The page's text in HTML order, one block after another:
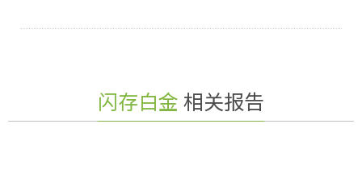
闪存白金相关报告